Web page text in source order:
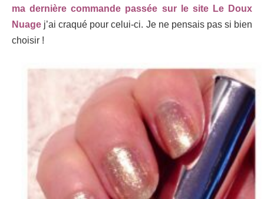
ma dernière commande passée sur le site Le Doux
Nuage j’ai craqué pour celui-ci. Je ne pensais pas si bien
choisir !